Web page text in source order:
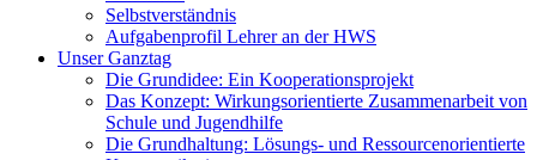
Selbst­ver­ständ­nis
Aufgabenprofil Lehrer an der HWS
Unser Ganztag
Die Grundidee: Ein Kooperationsprojekt
Das Konzept: Wirkungsorientierte Zusammenarbeit von
Schule und Jugendhilfe
Die Grundhaltung: Lösungs- und Ressourcenorientierte